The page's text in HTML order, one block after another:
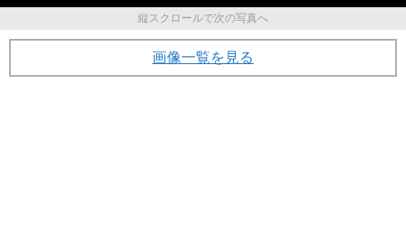
縦スクロールで次の写真へ
画像一覧を見る